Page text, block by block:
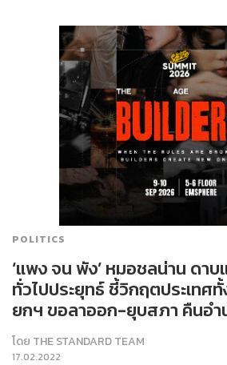
POLITICS
‘แพง จน พัง’ หมอชลน่าน ดา
ทั่วไปประยุทธ์ ชี้วิกฤตประเทศ
ยกฯ ขอลาออก-ยุบสภา คืนอำ
โดย THE STANDARD TEAM
17.02.2022